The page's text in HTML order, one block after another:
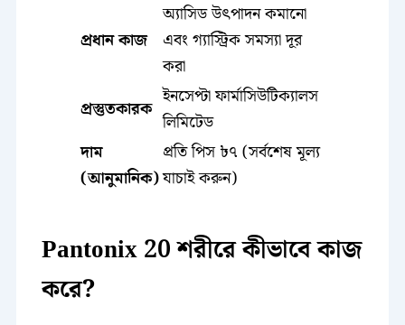
প্রধান কাজ
অ্যাসিড উৎপাদন কমানো
এবং গ্যাস্ট্রিক সমস্যা দূর
করা
প্রস্তুতকারক ইনসেপ্টা ফার্মাসিউটিক্যালস
লিমিটেড
দাম
(আনুমানিক)
প্রতি পিস ৳৭ (সর্বশেষ মূল্য
যাচাই করুন)
Pantonix 20 শরীরে কীভাবে কাজ
করে?